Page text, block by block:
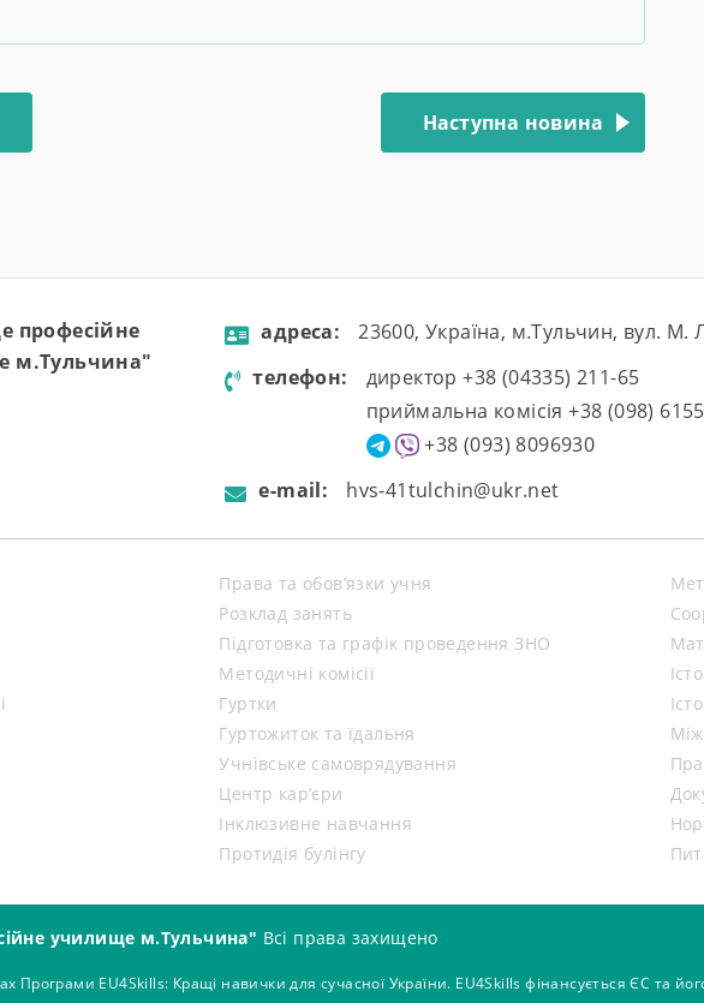
Наступна новина
професійне
м.Тульчина"
aдресa:
23600, Україна, м.Тульчин, вул. М.
телефон:
директор +38 (04335) 211-65
приймальна комісія +38 (098)
+38 (093) 8096930
e-mail:
hvs-41tulchin@ukr.net
Права та обов’язки учня
Розклад занять
Підготовка та графік проведення ЗНО
Методичні комісії
Гуртки
Гуртожиток та їдальня
Учнівське самоврядування
Центр кар’єри
Інклюзивне навчання
Протидія булінгу
училище м.Тульчина" Всі права захищено
Програми EU4Skills: Кращі навички для сучасної України. EU4Skills фінансується ЄС